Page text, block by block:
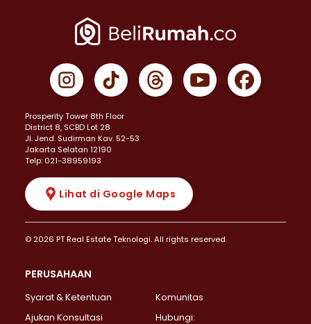
Prosperity Tower 8th Floor
District 8, SCBD Lot 28
JI. Jend. Sudirman Kav. 52-53
Jakarta Selatan 12190
Telp: 021-38959193
Lihat di Google Maps
© 2026 PT Real Estate Teknologi. All rights reserved
PERUSAHAAN
Syarat & Ketentuan
Komunitas
Ajukan Konsultasi
Hubungi: